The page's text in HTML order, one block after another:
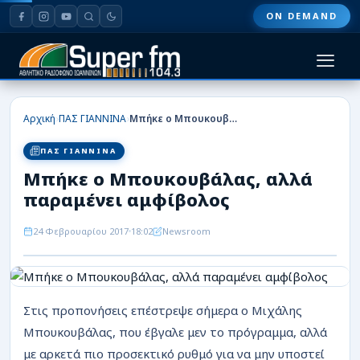
ON DEMAND
HOME
ΠΟΔΟΣΦΑΙΡΟ
ΜΠΑΣΚΕΤ
ΕΙΔΗΣΕΙΣ
ΑΡΘΡΟΓΡΑΦΙΕΣ
Αρχική›ΠΑΣ ΓΙΑΝΝΙΝΑ› Μπήκε ο Μπουκουβάλας, αλλά παραμένει αμφίβολος
ΠΑΣ ΓΙΑΝΝΙΝΑ
Μπήκε ο Μπουκουβάλας, αλλά
παραμένει αμφίβολος
24 Φεβρουαρίου 2017 18:02 Newsroom
Στις προπονήσεις επέστρεψε σήμερα ο Μιχάλης
Μπουκουβάλας, που έβγαλε μεν το πρόγραμμα, αλλά
με αρκετά πιο προσεκτικό ρυθμό για να μην υποστεί